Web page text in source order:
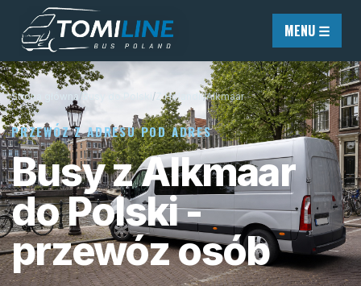
Przejdź do treści
MENU ☰
Strona główna / / Z Holandii/Alkmaar
PRZEWÓZ Z ADRESU POD ADRES
Busy z Alkmaar
do Polski -
przewóz osób